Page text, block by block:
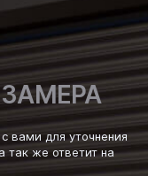
вами для уточнения
так же ответит на